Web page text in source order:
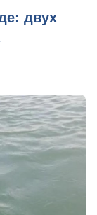
двух